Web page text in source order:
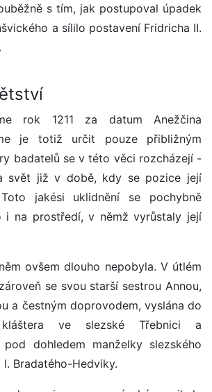
s tím, jak postupoval úpadek
a sílilo postavení Fridricha II.
rok 1211 za datum Anežčina
je totiž určit pouze přibližným
badatelů se v této věci rozcházejí -
svět již v době, kdy se pozice její
jakési uklidnění se pochybně
i na prostředí, v němž vyrůstaly její
ovšem dlouho nepobyla. V útlém
se svou starší sestrou Annou,
a čestným doprovodem, vyslána do
kláštera ve slezské Třebnici a
dohledem manželky slezského
Bradatého-Hedviky.